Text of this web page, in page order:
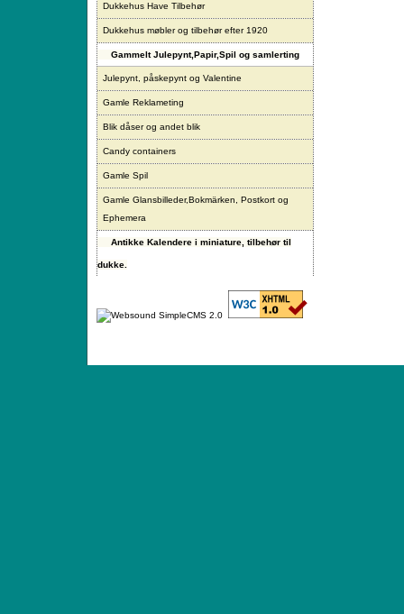
Dukkehus Have Tilbehør
Dukkehus møbler og tilbehør efter 1920
Gammelt Julepynt,Papir,Spil og samlerting
Julepynt, påskepynt og Valentine
Gamle Reklameting
Blik dåser og andet blik
Candy containers
Gamle Spil
Gamle Glansbilleder,Bokmärken, Postkort og
Ephemera
Antikke Kalendere i miniature, tilbehør til
dukke.